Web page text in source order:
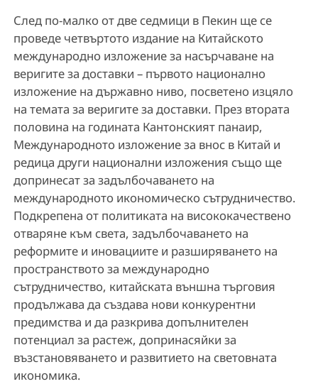
След по-малко от две седмици в Пекин ще се
проведе четвъртото издание на Китайското
международно изложение за насърчаване на
веригите за доставки – първото национално
изложение на държавно ниво, посветено изцяло
на темата за веригите за доставки. През втората
половина на годината Кантонският панаир,
Международното изложение за внос в Китай и
редица други национални изложения също ще
допринесат за задълбочаването на
международното икономическо сътрудничество.
Подкрепена от политиката на висококачествено
отваряне към света, задълбочаването на
реформите и иновациите и разширяването на
пространството за международно
сътрудничество, китайската външна търговия
продължава да създава нови конкурентни
предимства и да разкрива допълнителен
потенциал за растеж, допринасяйки за
възстановяването и развитието на световната
икономика.